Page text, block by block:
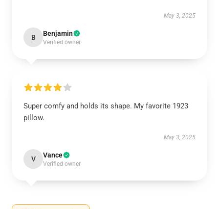
May 3, 2025
B Benjamin
Verified owner
Super comfy and holds its shape. My favorite 1923
pillow.
May 3, 2025
V Vance
Verified owner